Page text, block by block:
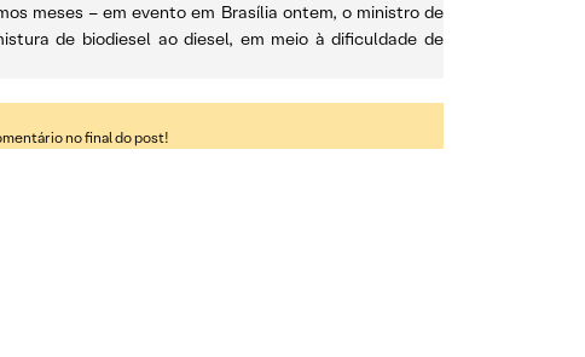
meses – em evento em Brasília ontem, o ministro de
de biodiesel ao diesel, em meio à dificuldade de
no final do post!